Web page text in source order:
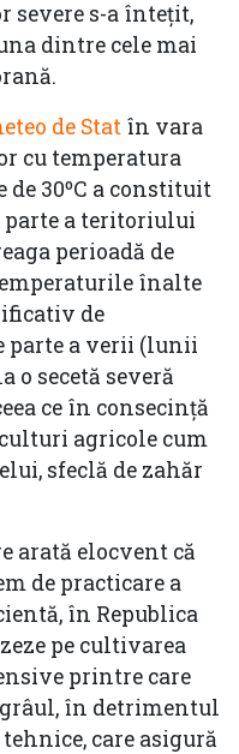
severe s-a înteţit,
dintre cele mai
de Stat în vara
cu temperatura
30ºС a constituit
parte a teritoriului
perioadă de
înalte
de
parte a verii (lunii
o secetă severă
ce în consecinţă
agricole cum
sfeclă de zahăr
arată elocvent că
de practicare a
în Republica
pe cultivarea
printre care
în detrimentul
care asigură